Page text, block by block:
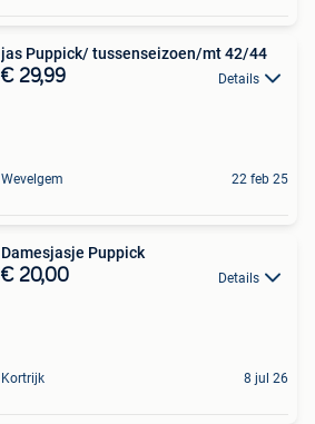
jas Puppick/ tussenseizoen/mt 42/44
€ 29,99 Details
Wevelgem 22 feb 25
Damesjasje Puppick
€ 20,00 Details
Kortrijk 8 jul 26